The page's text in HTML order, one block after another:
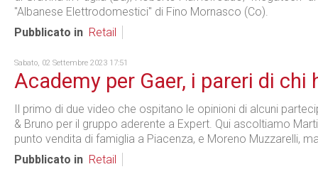
"Albanese Elettrodomestici" di Fino Mornasco (Co).
Pubblicato in Retail
Sabato, 02 Settembre 2023 17:51
Academy per Gaer, i pareri di
Il primo di due video che ospitano le opinioni di alcuni
& Bruno per il gruppo aderente a Expert. Qui ascoltiamo
punto vendita di famiglia a Piacenza, e Moreno Muzzarelli,
Pubblicato in Retail